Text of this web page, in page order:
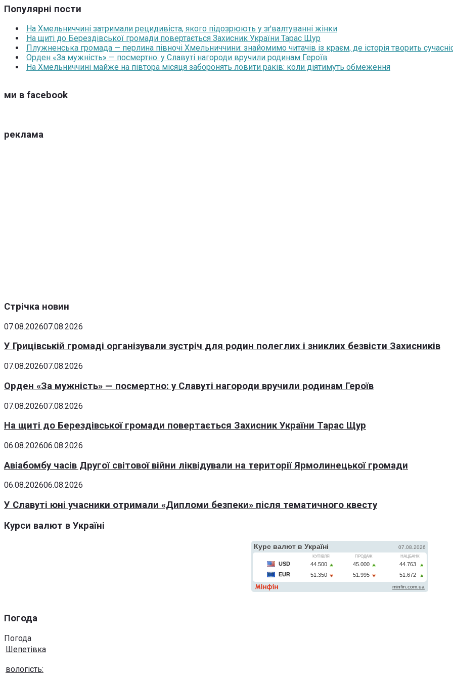
Популярні пости
На Хмельниччині затримали рецидивіста, якого підозрюють у зґвалтуванні жінки
На щиті до Берездівської громади повертається Захисник України Тарас Щур
Плужненська громада — перлина півночі Хмельниччини: знайомимо читачів із краєм, де історія творить
Орден «За мужність» — посмертно: у Славуті нагороди вручили родинам Героїв
На Хмельниччині майже на півтора місяця заборонять ловити раків: коли діятимуть обмеження
ми в facebook
реклама
Стрічка новин
07.08.202607.08.2026
У Грицівській громаді організували зустріч для родин полеглих і зниклих безвісти Захисників
07.08.202607.08.2026
Орден «За мужність» — посмертно: у Славуті нагороди вручили родинам Героїв
07.08.202607.08.2026
На щиті до Берездівської громади повертається Захисник України Тарас Щур
06.08.202606.08.2026
Авіабомбу часів Другої світової війни ліквідували на території Ярмолинецької громади
06.08.202606.08.2026
У Славуті юні учасники отримали «Дипломи безпеки» після тематичного квесту
Курси валют в Україні
Погода
Погода
Шепетівка
вологість: